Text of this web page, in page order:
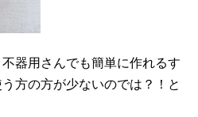
器用さんでも簡単に作れるす
方の方が少ないのでは？！と